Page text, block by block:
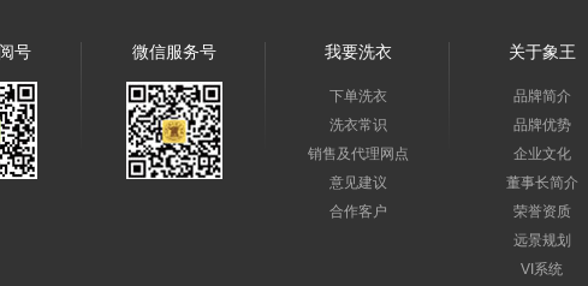
号 微信服务号 我要洗衣
下单洗衣
洗衣常识
销售及代理网点
意见建议
合作客户
关于象王
品牌简介
品牌优势
企业文化
董事长简介
荣誉资质
远景规划
VI系统